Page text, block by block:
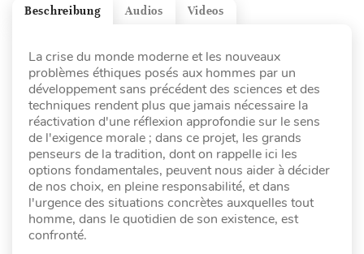
Videos
Audios
Beschreibung
La crise du monde moderne et les nouveaux
problèmes éthiques posés aux hommes par un
développement sans précédent des sciences et des
techniques rendent plus que jamais nécessaire la
réactivation d'une réflexion approfondie sur le sens
de l'exigence morale ; dans ce projet, les grands
penseurs de la tradition, dont on rappelle ici les
options fondamentales, peuvent nous aider à décider
de nos choix, en pleine responsabilité, et dans
l'urgence des situations concrètes auxquelles tout
homme, dans le quotidien de son existence, est
confronté.